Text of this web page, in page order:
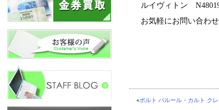
ルイヴィトン
お気軽にお問い合わ
«ポルト バルール・カルト ク